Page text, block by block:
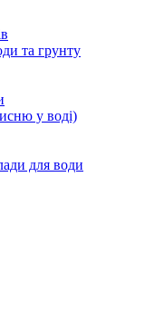
та грунту
у воді)
для води